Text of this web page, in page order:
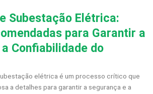
Subestação Elétrica:
para Garantir a
Confiabilidade do
elétrica é um processo crítico que
a detalhes para garantir a segurança e a